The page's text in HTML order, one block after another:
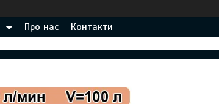
Про нас Контакти